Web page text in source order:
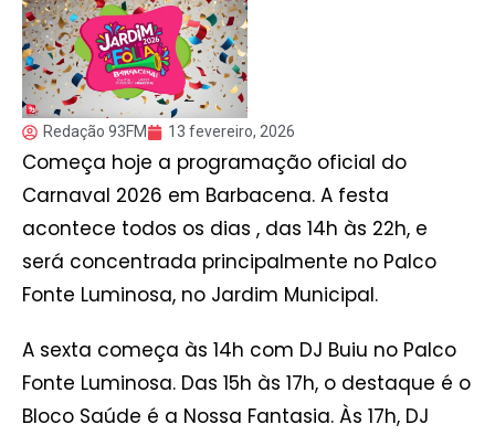
Redação 93FM 13 fevereiro, 2026
Começa hoje a programação oficial do
Carnaval 2026 em Barbacena. A festa
acontece todos os dias , das 14h às 22h, e
será concentrada principalmente no Palco
Fonte Luminosa, no Jardim Municipal.
A sexta começa às 14h com DJ Buiu no Palco
Fonte Luminosa. Das 15h às 17h, o destaque é o
Bloco Saúde é a Nossa Fantasia. Às 17h, DJ